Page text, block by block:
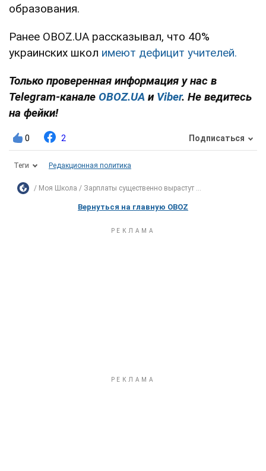
образования.
Ранее OBOZ.UA рассказывал, что 40%
украинских школ имеют дефицит учителей.
Только проверенная информация у нас в
Telegram-канале OBOZ.UA и Viber. Не ведитесь
на фейки!
0 2 Подписаться
Теги Редакционная политика
Моя Школа Зарплаты существенно вырастут ...
Вернуться на главную OBOZ